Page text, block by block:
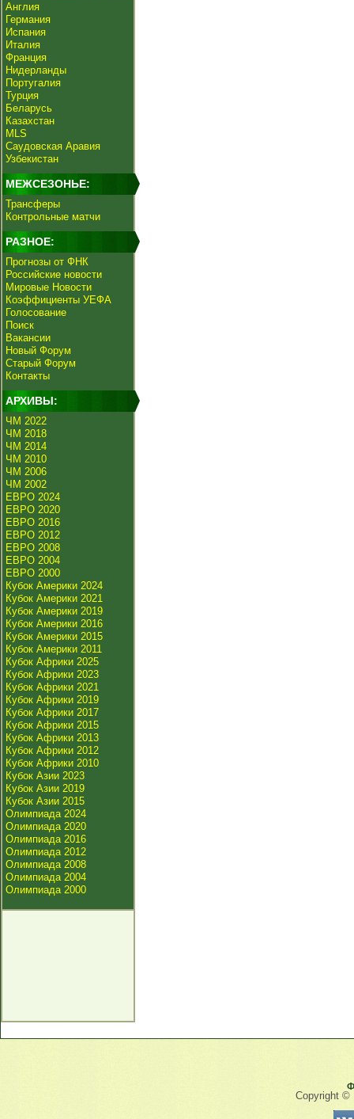
Англия
Германия
Испания
Италия
Франция
Нидерланды
Португалия
Турция
Беларусь
Казахстан
MLS
Саудовская Аравия
Узбекистан
МЕЖСЕЗОНЬЕ:
Трансферы
Контрольные матчи
РАЗНОЕ:
Прогнозы от ФНК
Российские новости
Мировые Новости
Коэффициенты УЕФА
Голосование
Поиск
Вакансии
Новый Форум
Старый Форум
Контакты
АРХИВЫ:
ЧМ 2022
ЧМ 2018
ЧМ 2014
ЧМ 2010
ЧМ 2006
ЧМ 2002
ЕВРО 2024
ЕВРО 2020
ЕВРО 2016
ЕВРО 2012
ЕВРО 2008
ЕВРО 2004
ЕВРО 2000
Кубок Америки 2024
Кубок Америки 2021
Кубок Америки 2019
Кубок Америки 2016
Кубок Америки 2015
Кубок Америки 2011
Кубок Африки 2025
Кубок Африки 2023
Кубок Африки 2021
Кубок Африки 2019
Кубок Африки 2017
Кубок Африки 2015
Кубок Африки 2013
Кубок Африки 2012
Кубок Африки 2010
Кубок Азии 2023
Кубок Азии 2019
Кубок Азии 2015
Олимпиада 2024
Олимпиада 2020
Олимпиада 2016
Олимпиада 2012
Олимпиада 2008
Олимпиада 2004
Олимпиада 2000
Copyright ©